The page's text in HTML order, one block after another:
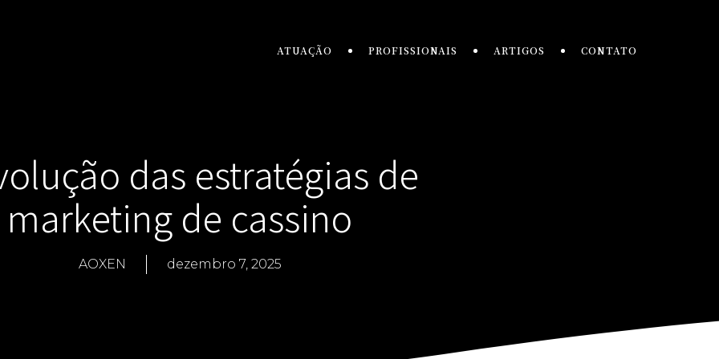
ATUAÇÃO PROFISSIONAIS ARTIGOS CONTATO
das estratégias de
marketing de cassino
AOXEN dezembro 7, 2025